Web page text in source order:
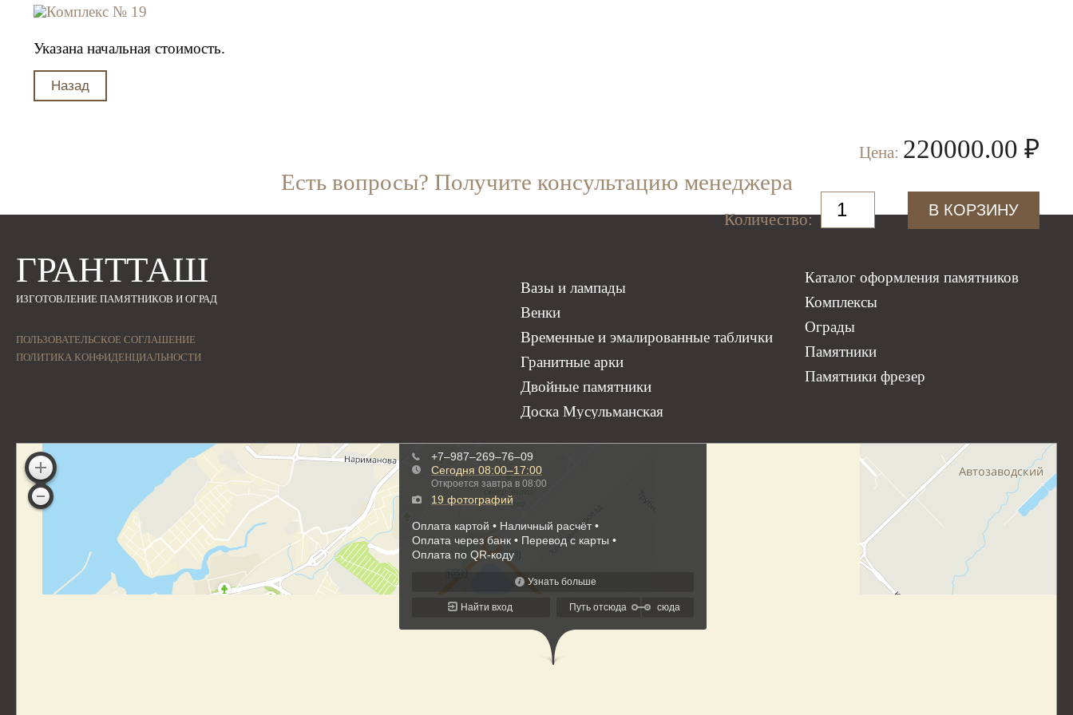
Цена: 220000.00 ₽
Количество:
Указана начальная стоимость.
Есть вопросы? Получите консультацию менеджера
ГРАНТТАШ
ИЗГОТОВЛЕНИЕ ПАМЯТНИКОВ И ОГРАД
ПОЛЬЗОВАТЕЛЬСКОЕ СОГЛАШЕНИЕ
ПОЛИТИКА КОНФИДЕНЦИАЛЬНОСТИ
Вазы и лампады
Венки
Временные и эмалированные таблички
Гранитные арки
Двойные памятники
Доска Мусульманская
Каталог оформления памятников
Комплексы
Ограды
Памятники
Памятники фрезер